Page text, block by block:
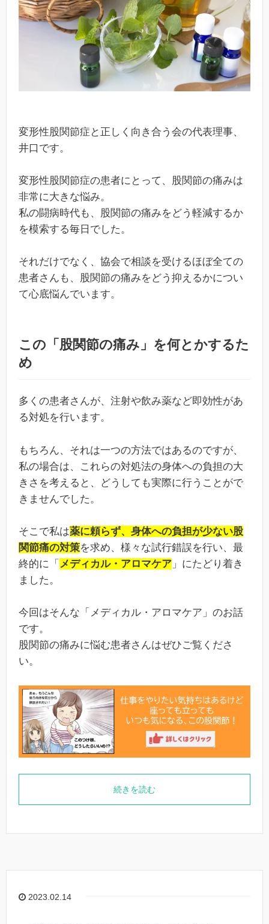
変形性股関節症と正しく向き合う会の代表理事、
井口です。
変形性股関節症の患者にとって、股関節の痛みは
非常に大きな悩み。
私の闘病時代も、股関節の痛みをどう軽減するか
を模索する毎日でした。
それだけでなく、協会で相談を受けるほぼ全ての
患者さんも、股関節の痛みをどう抑えるかについ
て心底悩んでいます。
この「股関節の痛み」を何とかするた
め
多くの患者さんが、注射や飲み薬など即効性があ
る対処を行います。
もちろん、それは一つの方法ではあるのですが、
私の場合は、これらの対処法の身体への負担の大
きさを考えると、どうしても実際に行うことがで
きませんでした。
そこで私は薬に頼らず、身体への負担が少ない股
関節痛の対策を求め、様々な試行錯誤を行い、最
終的に「 メディカル・アロマケア 」にたどり着き
ました。
今回はそんな「メディカル・アロマケア」のお話
です。
股関節の痛みに悩む患者さんはぜひご覧くださ
い。
続きを読む
2023.02.14